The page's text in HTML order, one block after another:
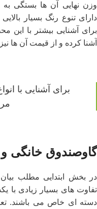
وزن نهایی آن ها بستگی به
دارای تنوع رنگ بسیار
برای آشنایی بیشتر با این
آشنا کرده و از قیمت آن ها
برای آشنایی با
گاوصندوق خانگی و
در بخش ابتدایی مطلب
تفاوت های بسیار زیادی با
دسته ای خاص می باشند.